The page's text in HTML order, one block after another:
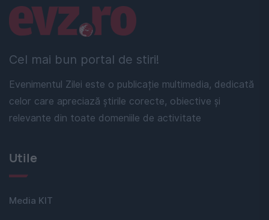
Cel mai bun portal de stiri!
Evenimentul Zilei este o publicație multimedia, dedicată
celor care apreciază știrile corecte, obiective și
relevante din toate domeniile de activitate
Linkuri utile
Utile
Media KIT